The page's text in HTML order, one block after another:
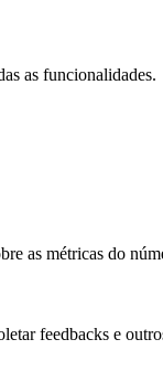
as funcionalidades.
as métricas do
feedbacks e